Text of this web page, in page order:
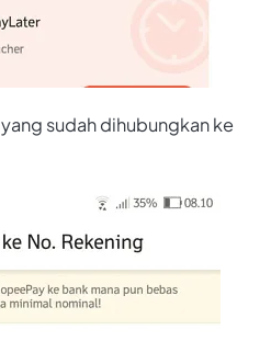
yang sudah dihubungkan ke